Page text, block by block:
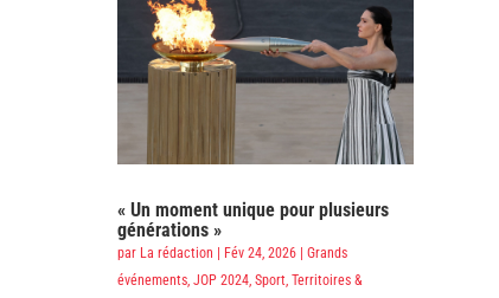
« Un moment unique pour plusieurs
générations »
par La rédaction Fév 24, 2026| Grands
événements, JOP 2024, Sport, Territoires &